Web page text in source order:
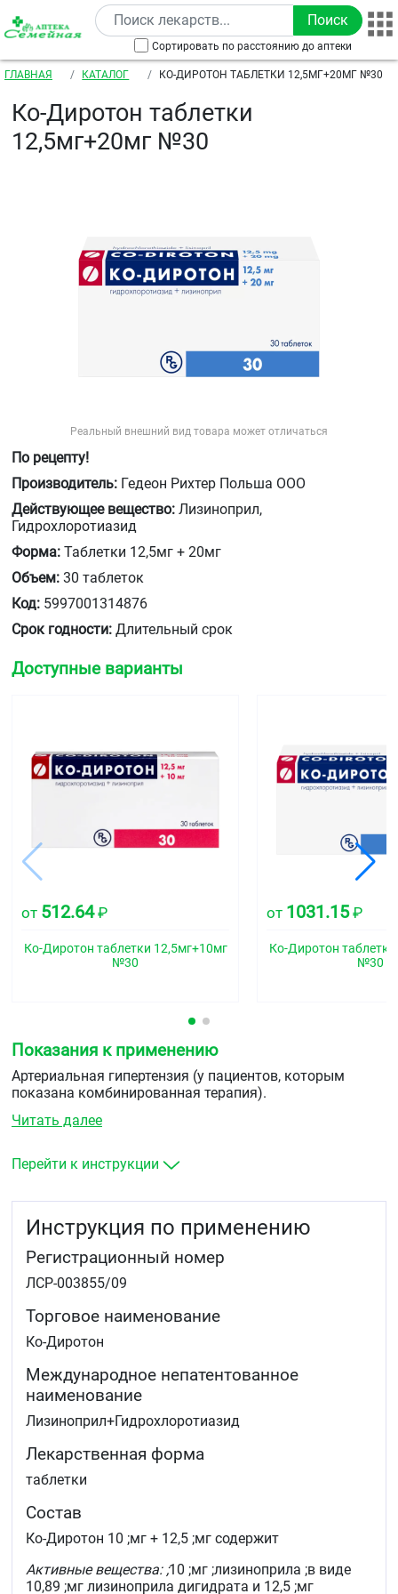
Перейти к основному содержанию
Сортировать по расстоянию до аптеки
Строка навигации
ГЛАВНАЯ КАТАЛОГ КО-ДИРОТОН ТАБЛЕТКИ 12,5МГ+20МГ №30
Ко-Диротон таблетки
12,5мг+20мг №30
Реальный внешний вид товара может отличаться
По рецепту!
Производитель: Гедеон Рихтер Польша ООО
Действующее вещество: Лизиноприл,
Гидрохлоротиазид
Форма: Таблетки 12,5мг + 20мг
Объем: 30 таблеток
Код: 5997001314876
Срок годности: Длительный срок
Доступные варианты
от 512.64₽
Ко-Диротон таблетки 12,5мг+10мг
№30
от 1031.15₽
Ко-Диротон
№30
Показания к применению
Артериальная гипертензия (у пациентов, которым
показана комбинированная терапия).
Читать далее
Перейти к инструкции
Инструкция по применению
Регистрационный номер
ЛСР-003855/09
Торговое наименование
Ко-Диротон
Международное непатентованное
наименование
Лизиноприл+Гидрохлоротиазид
Лекарственная форма
таблетки
Состав
Ко-Диротон 10 ;мг + 12,5 ;мг содержит
Активные вещества: ;10 ;мг ;лизиноприла ;в виде
10,89 ;мг лизиноприла дигидрата и 12,5 ;мг